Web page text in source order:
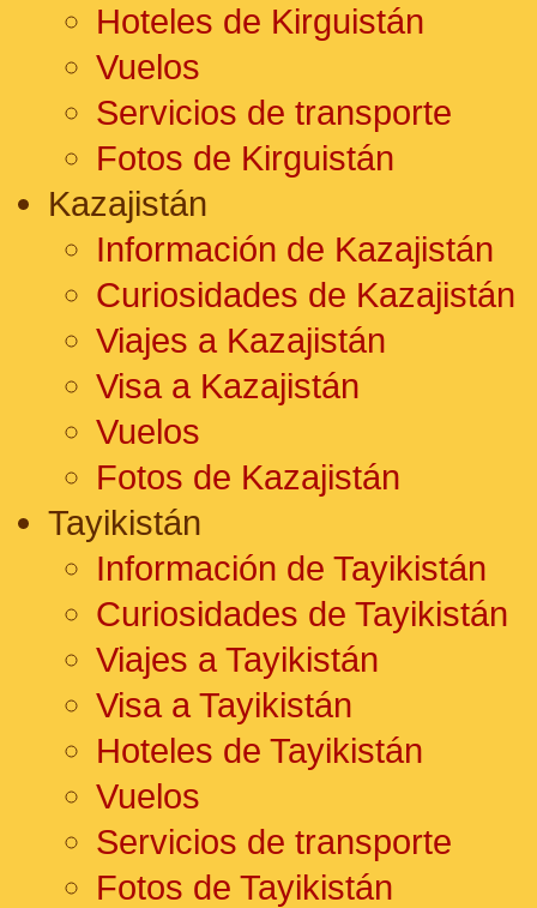
Hoteles de Kirguistán
Vuelos
Servicios de transporte
Fotos de Kirguistán
Kazajistán
Información de Kazajistán
Curiosidades de Kazajistán
Viajes a Kazajistán
Visa a Kazajistán
Vuelos
Fotos de Kazajistán
Tayikistán
Información de Tayikistán
Curiosidades de Tayikistán
Viajes a Tayikistán
Visa a Tayikistán
Hoteles de Tayikistán
Vuelos
Servicios de transporte
Fotos de Tayikistán